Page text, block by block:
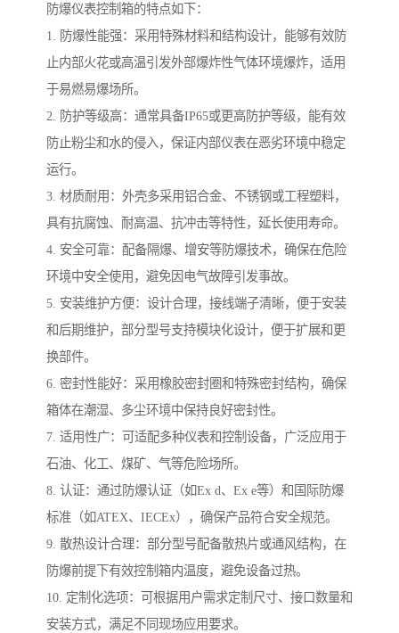
防爆仪表控制箱的特点如下：
1. 防爆性能强：采用特殊材料和结构设计，能够有效防
止内部火花或高温引发外部爆炸性气体环境爆炸，适用
于易燃易爆场所。
2. 防护等级高：通常具备IP65或更高防护等级，能有效
防止粉尘和水的侵入，保证内部仪表在恶劣环境中稳定
运行。
3. 材质耐用：外壳多采用铝合金、不锈钢或工程塑料，
具有抗腐蚀、耐高温、抗冲击等特性，延长使用寿命。
4. 安全可靠：配备隔爆、增安等防爆技术，确保在危险
环境中安全使用，避免因电气故障引发事故。
5. 安装维护方便：设计合理，接线端子清晰，便于安装
和后期维护，部分型号支持模块化设计，便于扩展和更
换部件。
6. 密封性能好：采用橡胶密封圈和特殊密封结构，确保
箱体在潮湿、多尘环境中保持良好密封性。
7. 适用性广：可适配多种仪表和控制设备，广泛应用于
石油、化工、煤矿、气等危险场所。
8. 认证：通过防爆认证（如Ex d、Ex e等）和国际防爆
标准（如ATEX、IECEx），确保产品符合安全规范。
9. 散热设计合理：部分型号配备散热片或通风结构，在
防爆前提下有效控制箱内温度，避免设备过热。
10. 定制化选项：可根据用户需求定制尺寸、接口数量和
安装方式，满足不同现场应用要求。